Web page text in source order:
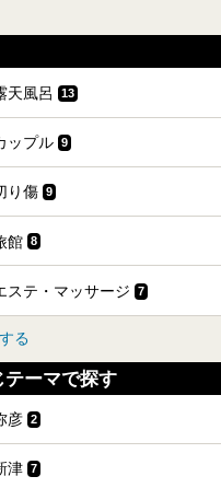
天風呂 13
ップル 9
り傷 9
館 8
ステ・マッサージ 7
る
ーマで探す
彦 2
津 7